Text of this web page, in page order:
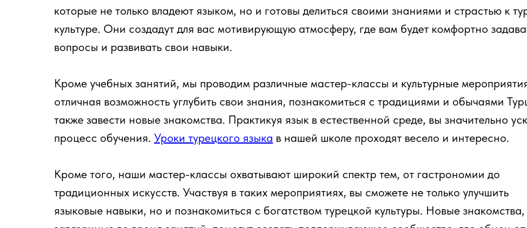
которые не только владеют языком, но и готовы делиться своими знаниями и страстью к
культуре. Они создадут для вас мотивирующую атмосферу, где вам будет комфортно
вопросы и развивать свои навыки.
Кроме учебных занятий, мы проводим различные мастер-классы и культурные
отличная возможность углубить свои знания, познакомиться с традициями и обычаями
также завести новые знакомства. Практикуя язык в естественной среде, вы значительно
процесс обучения. Уроки турецкого языка в нашей школе проходят весело и интересно.
Кроме того, наши мастер-классы охватывают широкий спектр тем, от гастрономии до
традиционных искусств. Участвуя в таких мероприятиях, вы сможете не только улучшить
языковые навыки, но и познакомиться с богатством турецкой культуры. Новые знакомства,